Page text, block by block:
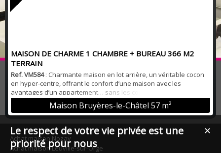
MAISON DE CHARME 1 CHAMBRE + BUREAU 366 M2
TERRAIN
Ref. VM584: Charmante maison en lot arrière, un véritable cocon
en hyper-centre, offrant le confort d’une maison avec les
avantages d’un appartement… sans les contraintes ! À deux pas
des commerces et des écoles accessibles à pied, cette maison
pleine de charme vous séduira par son calme absolu, son
absence de vis-à-vis et son environnement verdoyant. Elle se
compose : d’une entrée avec placard,d’un...
Maison Bruyères-le-Châtel 57 m²
Achat maison Nozay
Achat maison Leuville-sur-Orge
✕
Le respect de votre vie privée est une
priorité pour nous